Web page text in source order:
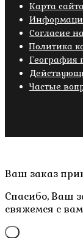
Карта
Cогласие
Политика
География
Частые
Пролистать
Ваш заказ
Спасибо, Ваш
свяжемся с